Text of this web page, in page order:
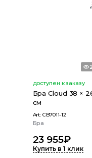
доступен к заказу
Бра Cloud 38 ×
см
Art: CB7011-12
Бра
23 955₽
Купить в 1 клик